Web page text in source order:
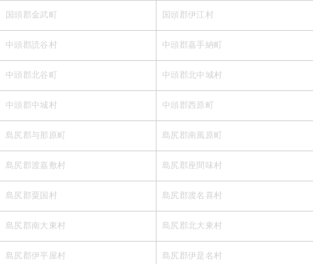
国頭郡金武町 国頭郡伊江村
中頭郡読谷村 中頭郡嘉手納町
中頭郡北谷町 中頭郡北中城村
中頭郡中城村 中頭郡西原町
島尻郡与那原町 島尻郡南風原町
島尻郡渡嘉敷村 島尻郡座間味村
島尻郡粟国村 島尻郡渡名喜村
島尻郡南大東村 島尻郡北大東村
島尻郡伊平屋村 島尻郡伊是名村